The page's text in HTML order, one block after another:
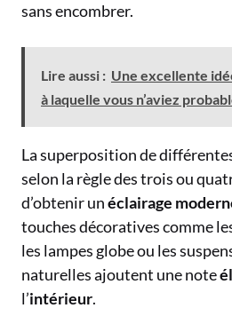
sans encombrer.
Lire aussi : Une excellente
à laquelle vous n’aviez
La superposition de
selon la règle des trois ou
d’obtenir unéclairage
touches décoratives comme
les lampes globe ou les
naturelles ajoutent une note
l’intérieur.